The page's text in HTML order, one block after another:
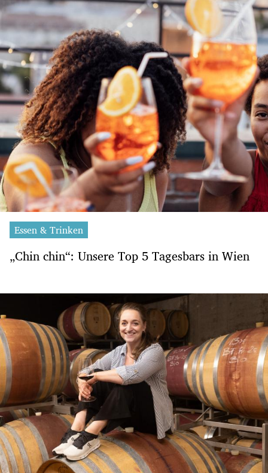
Essen & Trinken
„Chin chin“: Unsere Top 5 Tagesbars in Wien